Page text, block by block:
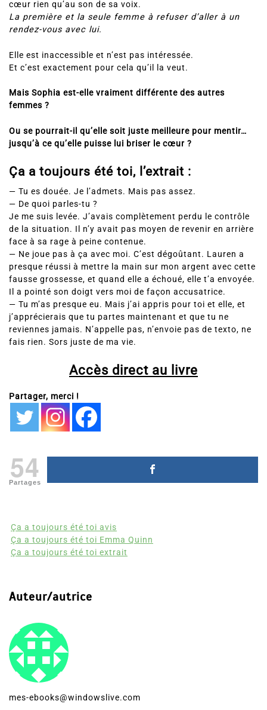
La première et la seule femme à refuser d’aller à un
rendez-vous avec lui.
Elle est inaccessible et n’est pas intéressée.
Et c’est exactement pour cela qu’il la veut.
Mais Sophia est-elle vraiment différente des autres
femmes ?
Ou se pourrait-il qu’elle soit juste meilleure pour mentir…
jusqu’à ce qu’elle puisse lui briser le cœur ?
Ça a toujours été toi, l’extrait :
— Tu es douée. Je l’admets. Mais pas assez.
— De quoi parles-tu ?
Je me suis levée. J’avais complètement perdu le contrôle
de la situation. Il n’y avait pas moyen de revenir en arrière
face à sa rage à peine contenue.
— Ne joue pas à ça avec moi. C’est dégoûtant. Lauren a
presque réussi à mettre la main sur mon argent avec cette
fausse grossesse, et quand elle a échoué, elle t’a envoyée.
Il a pointé son doigt vers moi de façon accusatrice.
— Tu m’as presque eu. Mais j’ai appris pour toi et elle, et
j’apprécierais que tu partes maintenant et que tu ne
reviennes jamais. N’appelle pas, n’envoie pas de texto, ne
fais rien. Sors juste de ma vie.
Accès direct au livre
Partager, merci !
54
Partages
Ça a toujours été toi avis
Ça a toujours été toi Emma Quinn
Ça a toujours été toi extrait
Auteur/autrice
mes-ebooks@windowslive.com